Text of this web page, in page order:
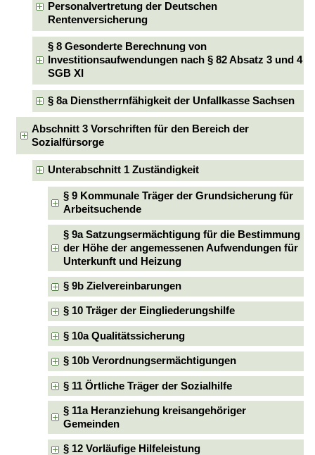
Personalvertretung der Deutschen
Rentenversicherung
§ 8 Gesonderte Berechnung von
Investitionsaufwendungen nach § 82 Absatz 3 und 4
SGB XI
§ 8a Dienstherrnfähigkeit der Unfallkasse Sachsen
Abschnitt 3 Vorschriften für den Bereich der
Sozialfürsorge
Unterabschnitt 1 Zuständigkeit
§ 9 Kommunale Träger der Grundsicherung für
Arbeitsuchende
§ 9a Satzungsermächtigung für die Bestimmung
der Höhe der angemessenen Aufwendungen für
Unterkunft und Heizung
§ 9b Zielvereinbarungen
§ 10 Träger der Eingliederungshilfe
§ 10a Qualitätssicherung
§ 10b Verordnungsermächtigungen
§ 11 Örtliche Träger der Sozialhilfe
§ 11a Heranziehung kreisangehöriger
Gemeinden
§ 12 Vorläufige Hilfeleistung